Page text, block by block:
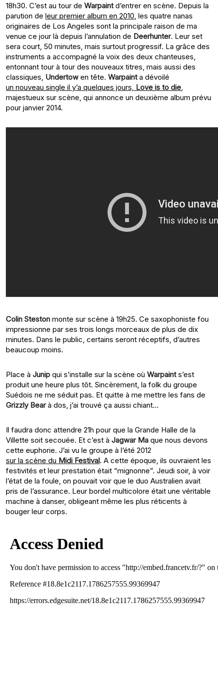
18h30. C’est au tour de Warpaintd’entrer en scène. Depuis la
parution de leur premier album en 2010, les quatre nanas
originaires de Los Angeles sont la principale raison de ma
venue ce jour là depuis l’annulation de Deerhunter. Leur set
sera court, 50 minutes, mais surtout progressif. La grâce des
instruments a accompagné la voix des deux chanteuses,
entonnant tour à tour des nouveaux titres, mais aussi des
classiques, Undertowen tête. Warpainta dévoilé
un nouveau single il y’a quelques jours, Love is to die,
majestueux sur scène, qui annonce un deuxième album prévu
pour janvier 2014.
Colin Steston monte sur scène à 19h25. Ce saxophoniste fou
impressionne par ses trois longs morceaux de plus de dix
minutes. Dans le public, certains seront réceptifs, d’autres
beaucoup moins.
Place à Junip qui s’installe sur la scène où Warpaints’est
produit une heure plus tôt. Sincèrement, la folk du groupe
Suédois ne me séduit pas. Et quitte à me mettre les fans de
Grizzly Bearà dos, j’ai trouvé ça aussi chiant…
Il faudra donc attendre 21h pour que la Grande Halle de la
Villette soit secouée. Et c’est à Jagwar Ma que nous devons
cette euphorie. J’ai vu le groupe à l’été 2012
sur la scène du Midi Festival. A cette époque, ils ouvraient les
festivités et leur prestation était “mignonne”. Jeudi soir, à voir
l’état de la foule, on pouvait voir que le duo Australien avait
pris de l’assurance. Leur bordel multicolore était une véritable
machine à danser, obligeant même les plus réticents à
bouger leur corps.